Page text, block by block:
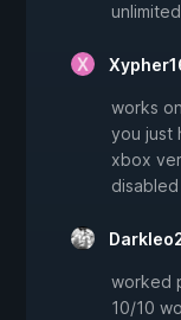
works
you just
xbox
disabled
worked
10/10